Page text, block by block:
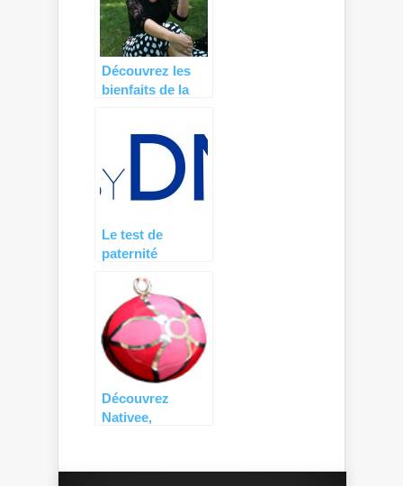
Découvrez les
bienfaits de la
et le bébé….
Le test de
paternité
invasif
Découvrez
Nativee,
grossesse